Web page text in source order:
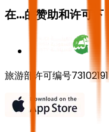
在…的赞助和许可下
旅游部许可编号73102191